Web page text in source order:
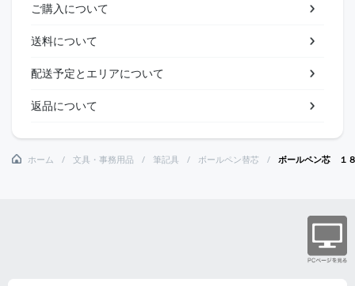
ご購入について
送料について
配送予定とエリアについて
返品について
ホーム 文具・事務用品 筆記具 ボールペン替芯 ボールペン芯 １